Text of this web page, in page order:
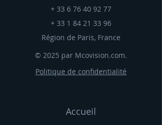
+ 33 6 76 40 92 77
+ 33 1 84 21 33 96
Région de Paris, France
© 2025 par Mcovision.com.
Politique de confidentialité
Accueil